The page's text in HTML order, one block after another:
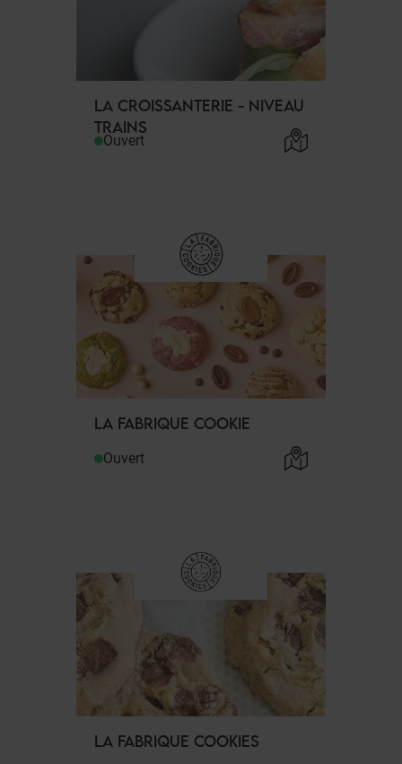
LA CROISSANTERIE - NIVEAU
TRAINS
Ouvert
LA FABRIQUE COOKIE
Ouvert
LA FABRIQUE COOKIES